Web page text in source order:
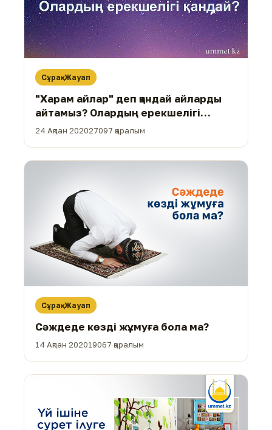
Сұрақ-Жауап
"Харам айлар" деп қандай айларды
айтамыз? Олардың ерекшелігі
қандай?
24 Ақпан 202027097 қаралым
Сұрақ-Жауап
Сәждеде көзді жұмуға бола ма?
14 Ақпан 202019067 қаралым